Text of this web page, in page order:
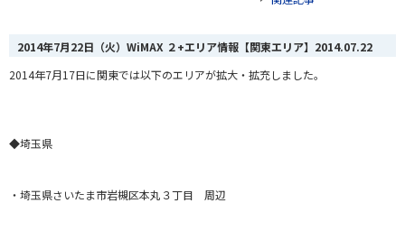
2014年7月22日（火）WiMAX ２+エリア情報【関東エリア】 2014.07.22
2014年7月17日に関東では以下のエリアが拡大・拡充しました。
◆埼玉県
・埼玉県さいたま市岩槻区本丸３丁目 周辺